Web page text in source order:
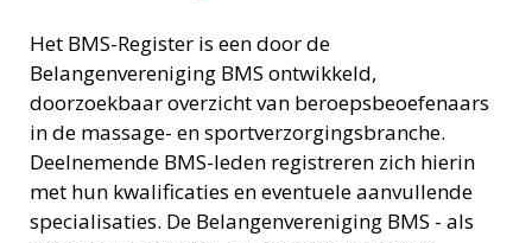
Het BMS-Register is een door de
Belangenvereniging BMS ontwikkeld,
doorzoekbaar overzicht van beroepsbeoefenaars
in de massage- en sportverzorgingsbranche.
Deelnemende BMS-leden registreren zich hierin
met hun kwalificaties en eventuele aanvullende
specialisaties. De Belangenvereniging BMS - als